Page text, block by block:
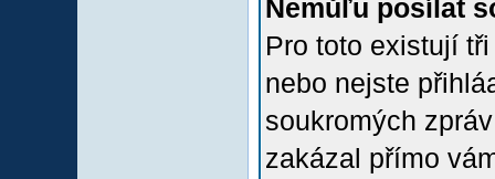
Nemůľu posílat
Pro toto existují
nebo nejste
soukromých
zakázal přímo